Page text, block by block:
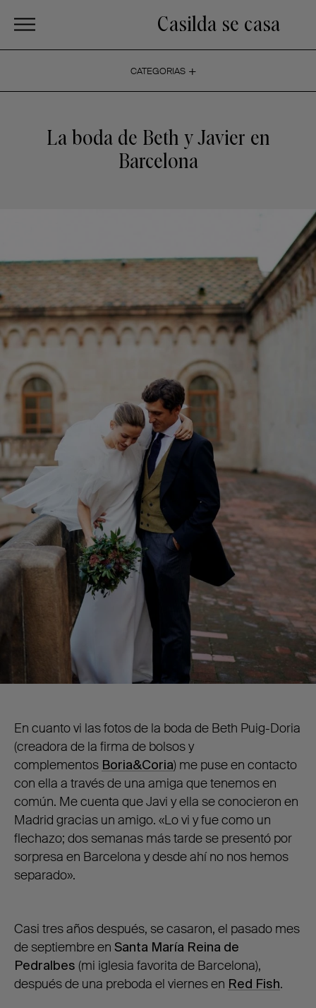
Casilda se casa
CATEGORIAS +
La boda de Beth y Javier en
Barcelona
En cuanto vi las fotos de la boda de Beth Puig-Doria
(creadora de la firma de bolsos y
complementos Boria&Coria) me puse en contacto
con ella a través de una amiga que tenemos en
común. Me cuenta que Javi y ella se conocieron en
Madrid gracias un amigo. «Lo vi y fue como un
flechazo; dos semanas más tarde se presentó por
sorpresa en Barcelona y desde ahí no nos hemos
separado».
Casi tres años después, se casaron, el pasado mes
de septiembre en Santa María Reina de
Pedralbes (mi iglesia favorita de Barcelona),
después de una preboda el viernes en Red Fish.